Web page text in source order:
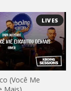
LIVES
(Você Me